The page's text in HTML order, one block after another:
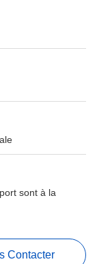
sont à la
Contacter